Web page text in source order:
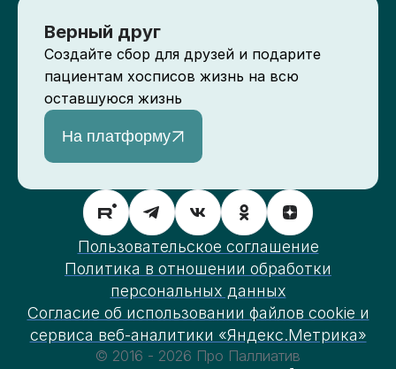
Верный друг
Создайте сбор для друзей и подарите
пациентам хосписов жизнь на всю
оставшуюся жизнь
На платформу
Пользовательское соглашение
Политика в отношении обработки
персональных данных
Согласие об использовании файлов cookie и
сервиса веб-аналитики «Яндекс.Метрика»
© 2016 - 2026 Про Паллиатив